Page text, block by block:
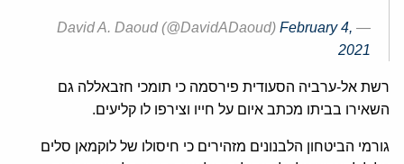
— David A. Daoud (@DavidADaoud)
February 4,
2021
רשת אל-ערביה הסעודית פירסמה כי תומכי חזבאללה גם
השאירו בביתו מכתב איום על חייו וצירפו לו קליעים.
גורמי הביטחון הלבנונים מזהירים כי חיסולו של לוקמאן סלים